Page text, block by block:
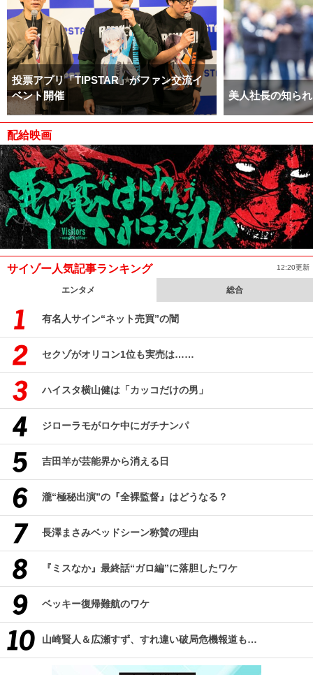
投票アプリ「TIPSTAR」がファン交流イ
ベント開催
美人社長の知ら
配給映画
サイゾー人気記事ランキング 12:20更新
エンタメ 総合
有名人サイン“ネット売買”の闇
セクゾがオリコン1位も実売は……
ハイスタ横山健は「カッコだけの男」
ジローラモがロケ中にガチナンパ
吉田羊が芸能界から消える日
瀧“極秘出演”の『全裸監督』はどうなる？
長澤まさみベッドシーン称賛の理由
『ミスなか』最終話“ガロ編”に落胆したワケ
ベッキー復帰難航のワケ
山崎賢人＆広瀬すず、すれ違い破局危機報道も…